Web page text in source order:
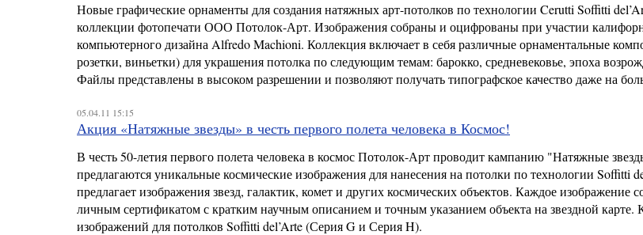
Новые графические орнаменты для создания натяжных арт-потолков по технологии Cerutti Soffitti
коллекции фотопечати ООО Потолок-Арт. Изображения собраны и оцифрованы при участии
компьютерного дизайна Alfredo Machioni. Коллекция включает в себя различные орнаментальные
розетки, виньетки) для украшения потолка по следующим темам: барокко, средневековье, эпоха
Файлы представлены в высоком разрешении и позволяют получать типографское качество даже на
05.04.11 15:15
Акция «Натяжные звезды» в честь первого полета человека в Космос!
В честь 50-летия первого полета человека в космос Потолок-Арт проводит кампанию "Натяжные
предлагаются уникальные космические изображения для нанесения на потолки по технологии Soffitti
предлагает изображения звезд, галактик, комет и других космических объектов. Каждое изображение
личным сертификатом с кратким научным описанием и точным указанием объекта на звездной карте.
изображений для потолков Soffitti del’Arte (Серия G и Серия H).